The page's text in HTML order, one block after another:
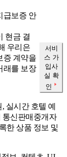
급보증 안
현금 결
우리은
증 계약을
래를 보장
서비
스 가
입사
실 확
인
실시간 호텔 예
통신판매중개자
한 상품 정보 및